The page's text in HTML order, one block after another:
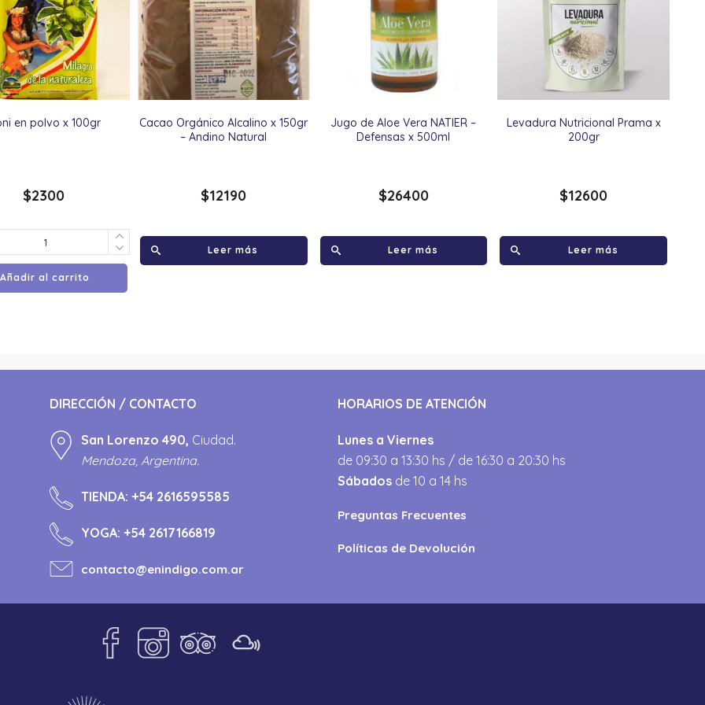
en polvo x 100gr
$2300
Añadir al carrito
Cacao Orgánico Alcalino x 150gr
– Andino Natural
$12190
Leer más
Jugo de Aloe Vera NATIER –
Defensas x 500ml
$26400
Leer más
Levadura Nutricional Prama x
200gr
$12600
Leer más
DIRECCIÓN / CONTACTO
San Lorenzo 490, Ciudad.
Mendoza, Argentina.
TIENDA: +54 2616595585
YOGA: +54 2617166819
contacto@enindigo.com.ar
HORARIOS DE ATENCIÓN
Lunes a Viernes
de 09:30 a 13:30 hs / de 16:30 a 20:30 hs
Sábados de 10 a 14 hs
Preguntas Frecuentes
Políticas de Devolución